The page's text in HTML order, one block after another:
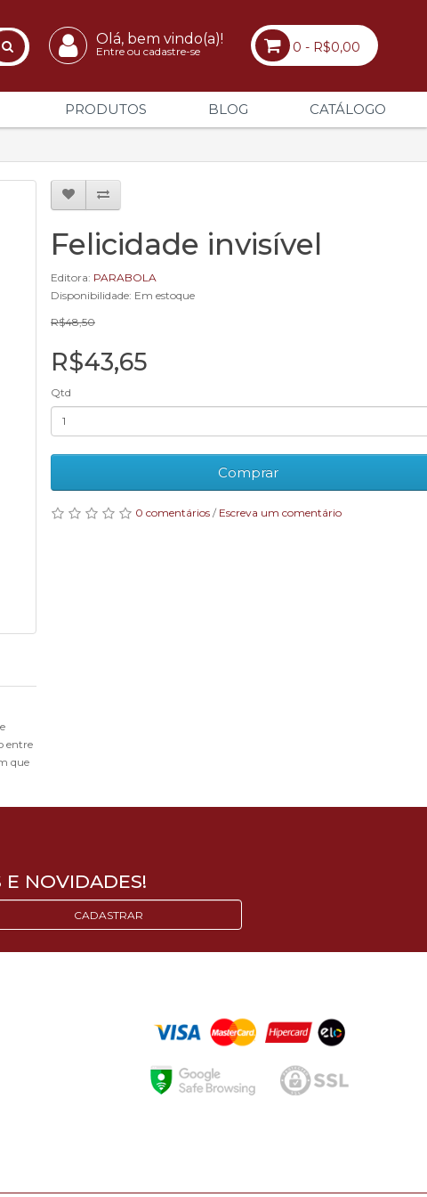
Olá, bem vindo(a)!
Entre ou cadastre-se 0 - R$0,00
PRODUTOS BLOG CATÁLOGO
entre
que
Felicidade invisível
Editora: PARABOLA
Disponibilidade: Em estoque
R$48,50
R$43,65
Qtd
Comprar
0 comentários / Escreva um comentário
E NOVIDADES!
CADASTRAR